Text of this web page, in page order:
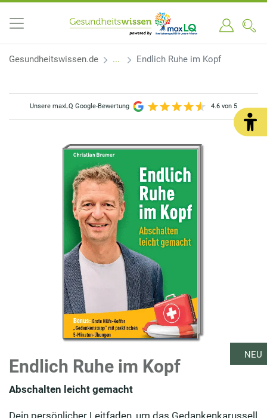
Gesundheitswissen.de Endlich Ruhe im Kopf
Unsere maxLQ Google-Bewertung 4.6 von 5
Endlich Ruhe im Kopf
Abschalten leicht gemacht
NEU
Dein persönlicher Leitfaden, um das Gedankenkarussell